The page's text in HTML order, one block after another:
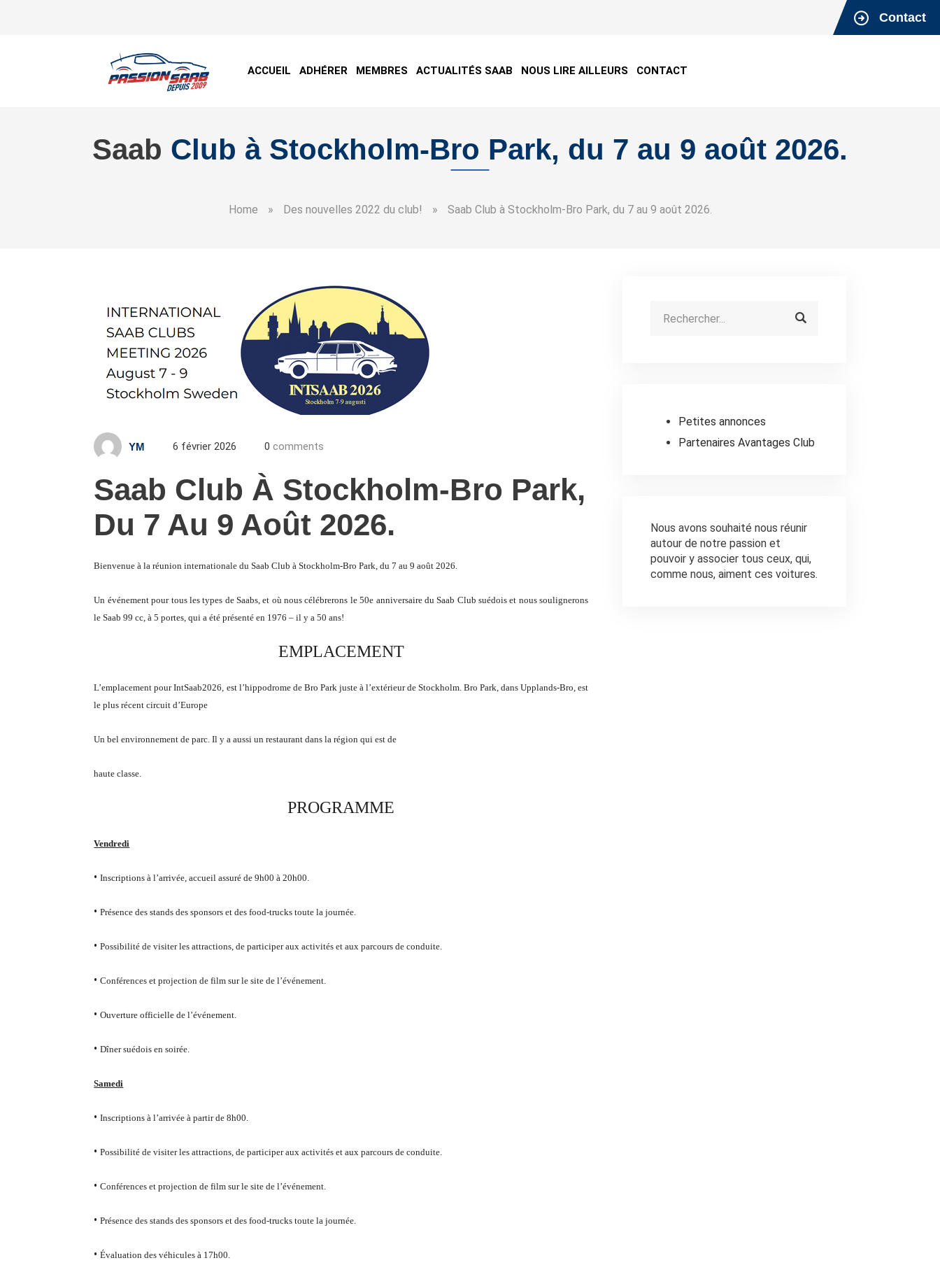
Contact
ACCUEIL ADHÉRER MEMBRES ACTUALITÉS SAAB NOUS LIRE AILLEURS CONTACT
Saab Club à Stockholm-Bro Park, du 7 au 9 août 2026.
Home » Des nouvelles 2022 du club! » Saab Club à Stockholm-Bro Park, du 7 au 9 août 2026.
YM 6 février 2026 0 comments
Saab Club À Stockholm-Bro Park,
Du 7 Au 9 Août 2026.
Bienvenue à la réunion internationale du Saab Club à Stockholm-Bro Park, du 7 au 9 août 2026.
Un événement pour tous les types de Saabs, et où nous célébrerons le 50e anniversaire du Saab Club suédois et nous soulignerons
le Saab 99 cc, à 5 portes, qui a été présenté en 1976 – il y a 50 ans!
EMPLACEMENT
L’emplacement pour IntSaab2026, est l’hippodrome de Bro Park juste à l’extérieur de Stockholm. Bro Park, dans Upplands-Bro, est
le plus récent circuit d’Europe
Un bel environnement de parc. Il y a aussi un restaurant dans la région qui est de
haute classe.
PROGRAMME
Vendredi
•Inscriptions à l’arrivée, accueil assuré de 9h00 à 20h00.
•Présence des stands des sponsors et des food-trucks toute la journée.
•Possibilité de visiter les attractions, de participer aux activités et aux parcours de conduite.
•Conférences et projection de film sur le site de l’événement.
•Ouverture officielle de l’événement.
•Dîner suédois en soirée.
Samedi
•Inscriptions à l’arrivée à partir de 8h00.
•Possibilité de visiter les attractions, de participer aux activités et aux parcours de conduite.
•Conférences et projection de film sur le site de l’événement.
•Présence des stands des sponsors et des food-trucks toute la journée.
•Évaluation des véhicules à 17h00.
Petites annonces
Partenaires Avantages Club
Nous avons souhaité nous réunir
autour de notre passion et
pouvoir y associer tous ceux, qui,
comme nous, aiment ces voitures.